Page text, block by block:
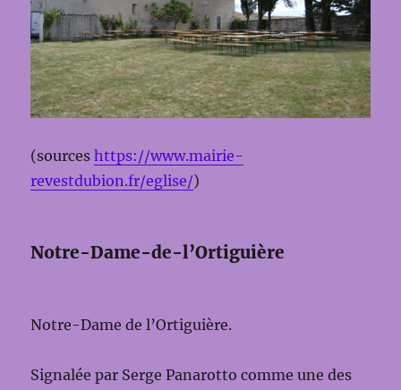
(sourceshttps://www.mairie-
revestdubion.fr/eglise/)
Notre-Dame-de-l’Ortiguière
Notre-Dame de l’Ortiguière.
Signalée par Serge Panarotto comme une des